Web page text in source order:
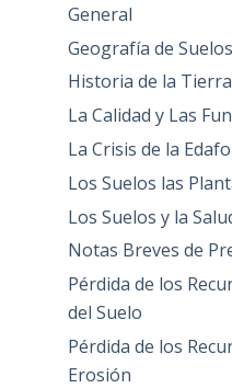
General
Geografía de
Historia de la
La Calidad y Las
La Crisis de la
Los Suelos las
Los Suelos y la
Notas Breves de
Pérdida de los
del Suelo
Pérdida de los
Erosión